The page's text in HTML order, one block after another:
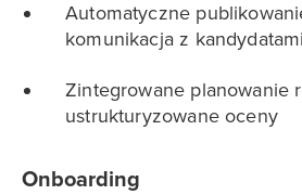
Automatyczne
komunikacja z kandydatami
Zintegrowane planowanie
ustrukturyzowane oceny
Onboarding